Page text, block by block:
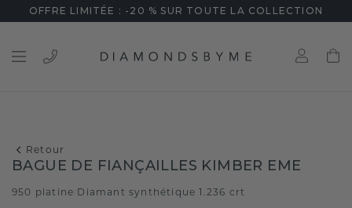
OFFRE LIMITÉE : -20 % SUR TOUTE LA COLLECTION
Retour
BAGUE DE FIANÇAILLES KIMBER EME
950 platine Diamant synthétique 1.236 crt